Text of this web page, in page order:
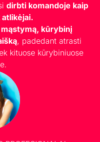
dirbti komandoje kaip
kūrybinį
, padedant atrasti
kituose kūrybiniuose